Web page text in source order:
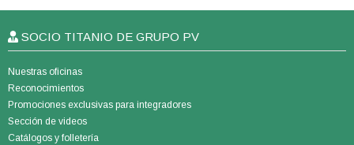
SOCIO TITANIO DE GRUPO PV
Nuestras oficinas
Reconocimientos
Promociones exclusivas para integradores
Sección de videos
Catálogos y folletería